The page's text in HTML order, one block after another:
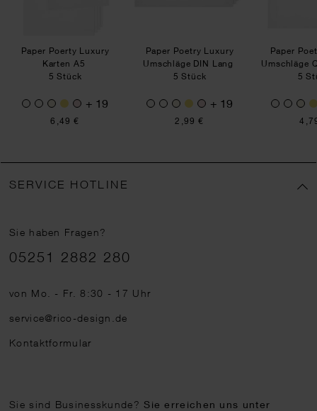
Paper Poerty Luxury
Karten A5
5 Stück
+ 19
6,49 €
Paper Poetry Luxury
Umschläge DIN Lang
5 Stück
+ 19
2,99 €
Paper
Umschläge
5
SERVICE HOTLINE
Sie haben Fragen?
Telefonnummer
05251 2882 280
von Mo. - Fr. 8:30 - 17 Uhr
service@rico-design.de
Kontaktformular
Sie sind Businesskunde?Sie erreichen uns unter